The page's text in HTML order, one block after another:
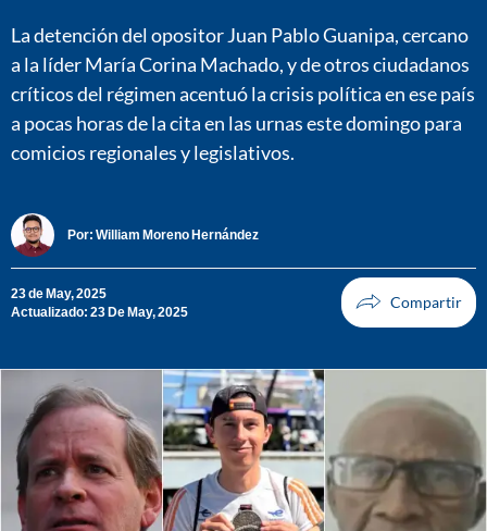
La detención del opositor Juan Pablo Guanipa, cercano
a la líder María Corina Machado, y de otros ciudadanos
críticos del régimen acentuó la crisis política en ese país
a pocas horas de la cita en las urnas este domingo para
comicios regionales y legislativos.
Por: William Moreno Hernández
23 de May, 2025
Actualizado: 23 De May, 2025